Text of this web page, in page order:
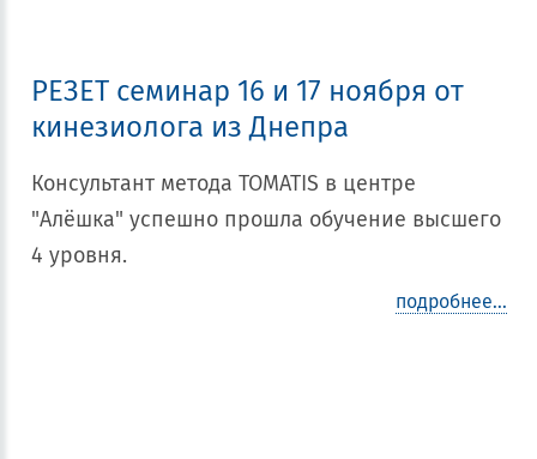
РЕЗЕТ семинар 16 и 17 ноября от
кинезиолога из Днепра
Консультант метода TOMATIS в центре
"Алёшка" успешно прошла обучение высшего
4 уровня.
подробнее...